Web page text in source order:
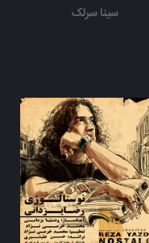
سینا سرلک